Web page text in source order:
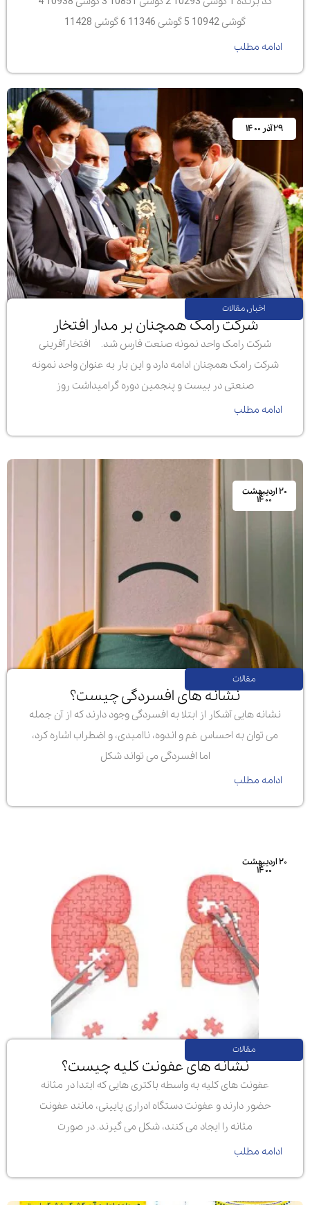
گوشی 10942 5 گوشی 11346 6 گوشی 11428
ادامه مطلب
۲۹ آذر ۱۴۰۰
اخبار,مقالات
شرکت رامک همچنان بر مدار افتخار
شرکت رامک واحد‌‌‌ نمونه صنعت فارس شد. افتخارآفرینی
شرکت رامک همچنان ادامه دارد و این بار به عنوان واحد نمونه
صنعتی در بیست و پنجمین دوره گرامیداشت روز
ادامه مطلب
۲۰ اردیبهشت
۱۴۰۰
مقالات
نشانه های افسردگی چیست؟
نشانه هایی آشکار از ابتلا به افسردگی وجود دارند که از آن جمله
می توان به احساس غم و اندوه، ناامیدی، و اضطراب اشاره کرد،
اما افسردگی می تواند شکل
ادامه مطلب
۲۰ اردیبهشت
۱۴۰۰
مقالات
نشانه های عفونت کلیه چیست؟
عفونت های کلیه به واسطه باکتری هایی که ابتدا در مثانه
حضور دارند و عفونت دستگاه ادراری پایینی، مانند عفونت
مثانه را ایجاد می کنند، شکل می گیرند. در صورت
ادامه مطلب